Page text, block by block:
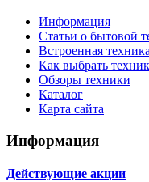
Информация
Статьи о бытовой
Встроенная
Как выбрать
Обзоры техники
Каталог
Карта сайта
Информация
Действующие акции